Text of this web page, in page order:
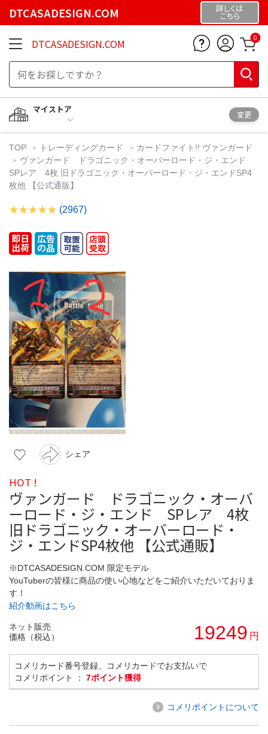
DTCASADESIGN.COM 詳しくは
こちら
DTCASADESIGN.COM 0
マイストア
変更
TOP トレーディングカード
カードファイト!! ヴァンガード
ヴァンガード ドラゴニック・オーバーロード・ジ・エンド
SPレア 4枚 旧ドラゴニック・オーバーロード・ジ・エンドSP4
枚他 【公式通販】
(2967)
シェア
HOT !
ヴァンガード ドラゴニック・オーバ
ーロード・ジ・エンド SPレア 4枚
旧ドラゴニック・オーバーロード・
ジ・エンドSP4枚他 【公式通販】
※DTCASADESIGN.COM 限定モデル
YouTuberの皆様に商品の使い心地などをご紹介いただいておりま
す！
紹介動画はこちら
ネット販売
価格（税込）
19249 円
コメリカード番号登録、コメリカードでお支払いで
コメリポイント ： 7ポイント獲得
コメリポイントについて